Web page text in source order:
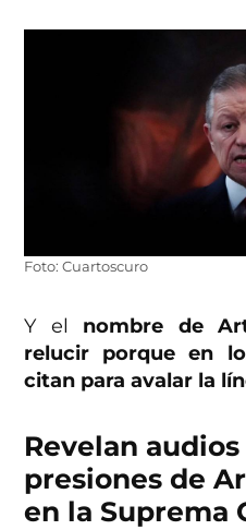
Foto: Cuartoscuro
Y el nombre de
relucir porque en
citan para avalar la
Revelan
presiones de
en la Suprema